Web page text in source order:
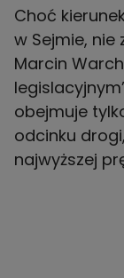
Choć
w Sejmie, nie
Marcin
obejmuje
odcinku
najwyższej